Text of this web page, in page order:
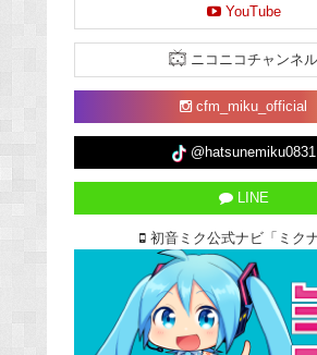
YouTube
ニコニコチャンネル
cfm_miku_official
@hatsunemiku0831
LINE
初音ミク公式ナビ「ミクナ